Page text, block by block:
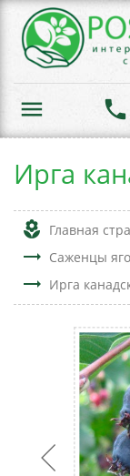
menu phone
Ирга
local_florist Главная
trending_flat Саженцы
trending_flat Ирга